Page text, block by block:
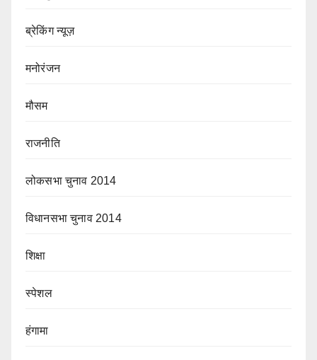
ब्रेकिंग न्यूज़
मनोरंजन
मौसम
राजनीति
लोकसभा चुनाव 2014
विधानसभा चुनाव 2014
शिक्षा
स्पेशल
हंगामा